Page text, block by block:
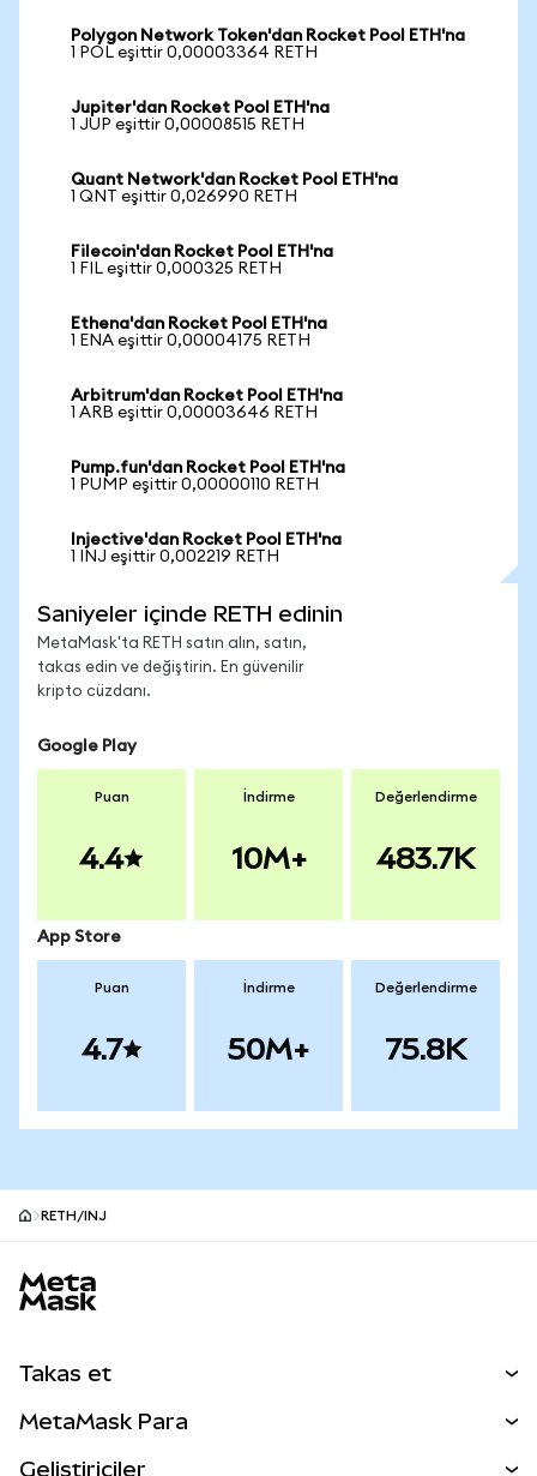
Polygon Network Token'dan Rocket Pool ETH'na
1 POL eşittir 0,00003364 RETH
Jupiter'dan Rocket Pool ETH'na
1 JUP eşittir 0,00008515 RETH
Quant Network'dan Rocket Pool ETH'na
1 QNT eşittir 0,026990 RETH
Filecoin'dan Rocket Pool ETH'na
1 FIL eşittir 0,000325 RETH
Ethena'dan Rocket Pool ETH'na
1 ENA eşittir 0,00004175 RETH
Arbitrum'dan Rocket Pool ETH'na
1 ARB eşittir 0,00003646 RETH
Pump.fun'dan Rocket Pool ETH'na
1 PUMP eşittir 0,00000110 RETH
Injective'dan Rocket Pool ETH'na
1 INJ eşittir 0,002219 RETH
Saniyeler içinde RETH edinin
MetaMask'ta RETH satın alın, satın,
takas edin ve değiştirin. En güvenilir
kripto cüzdanı.
Google Play
Puan
4.4
İndirme
10M+
Değerlendirme
483.7K
App Store
Puan
4.7
İndirme
50M+
Değerlendirme
75.8K
RETH/INJ
Takas et
MetaMask Para
Geliştiriciler